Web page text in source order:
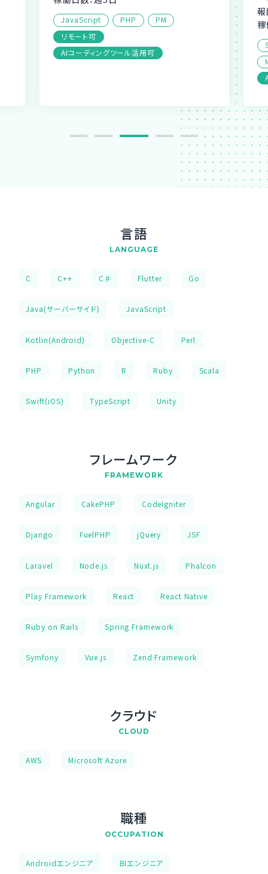
JavaScript PHP
PM
リモート可
AIコーディングツール活用可
報
言語
LANGUAGE
C C++ C♯ Flutter Go
Java(サーバーサイド) JavaScript
Kotlin(Android) Objective-C Perl
PHP Python R Ruby Scala
Swift(iOS) TypeScript Unity
フレームワーク
FRAMEWORK
Angular CakePHP CodeIgniter
Django FuelPHP jQuery JSF
Laravel Node.js Nuxt.js Phalcon
Play Framework React React Native
Ruby on Rails Spring Framework
Symfony Vue.js Zend Framework
クラウド
CLOUD
AWS Microsoft Azure
職種
OCCUPATION
Androidエンジニア BIエンジニア